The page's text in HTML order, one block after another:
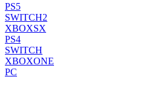
PS5
SWITCH2
XBOXSX
PS4
SWITCH
XBOXONE
PC